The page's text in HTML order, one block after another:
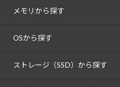
メモリから探す
OSから探す
ストレージ（SSD）から探す